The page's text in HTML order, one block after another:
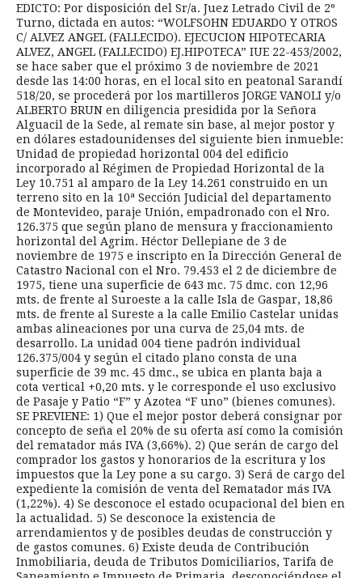
EDICTO: Por disposición del Sr/a. Juez Letrado Civil de 2º
Turno, dictada en autos: “WOLFSOHN EDUARDO Y OTROS
C/ ALVEZ ANGEL (FALLECIDO). EJECUCION HIPOTECARIA
ALVEZ, ANGEL (FALLECIDO) EJ.HIPOTECA” IUE 22-453/2002,
se hace saber que el próximo 3 de noviembre de 2021
desde las 14:00 horas, en el local sito en peatonal Sarandí
518/20, se procederá por los martilleros JORGE VANOLI y/o
ALBERTO BRUN en diligencia presidida por la Señora
Alguacil de la Sede, al remate sin base, al mejor postor y
en dólares estadounidenses del siguiente bien inmueble:
Unidad de propiedad horizontal 004 del edificio
incorporado al Régimen de Propiedad Horizontal de la
Ley 10.751 al amparo de la Ley 14.261 construido en un
terreno sito en la 10ª Sección Judicial del departamento
de Montevideo, paraje Unión, empadronado con el Nro.
126.375 que según plano de mensura y fraccionamiento
horizontal del Agrim. Héctor Dellepiane de 3 de
noviembre de 1975 e inscripto en la Dirección General de
Catastro Nacional con el Nro. 79.453 el 2 de diciembre de
1975, tiene una superficie de 643 mc. 75 dmc. con 12,96
mts. de frente al Suroeste a la calle Isla de Gaspar, 18,86
mts. de frente al Sureste a la calle Emilio Castelar unidas
ambas alineaciones por una curva de 25,04 mts. de
desarrollo. La unidad 004 tiene padrón individual
126.375/004 y según el citado plano consta de una
superficie de 39 mc. 45 dmc., se ubica en planta baja a
cota vertical +0,20 mts. y le corresponde el uso exclusivo
de Pasaje y Patio “F” y Azotea “F uno” (bienes comunes).
SE PREVIENE: 1) Que el mejor postor deberá consignar por
concepto de seña el 20% de su oferta así como la comisión
del rematador más IVA (3,66%). 2) Que serán de cargo del
comprador los gastos y honorarios de la escritura y los
impuestos que la Ley pone a su cargo. 3) Será de cargo del
expediente la comisión de venta del Rematador más IVA
(1,22%). 4) Se desconoce el estado ocupacional del bien en
la actualidad. 5) Se desconoce la existencia de
arrendamientos y de posibles deudas de construcción y
de gastos comunes. 6) Existe deuda de Contribución
Inmobiliaria, deuda de Tributos Domiciliarios, Tarifa de